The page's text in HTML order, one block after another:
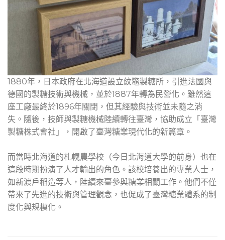
1880年，日本政府在北海道設立紋鼈製糖所，引進法國與
德國的製糖技術與機械，並於1887年轉為民營化。雖然這
座工廠最終於1896年關閉，但其經驗與技術並未隨之消
失。隨後，技師與製糖機械陸續轉往臺灣，協助成立「臺灣
製糖株式會社」，開啟了臺灣糖業現代化的新篇章。
而當時北海道的札幌農學校（今日北海道大學的前身）也在
這段時期扮演了人才輸出的角色。該校培養出的專業人士，
如新渡戶稻造等人，陸續來臺參與糖業相關工作。他們不僅
帶來了先進的技術與管理觀念，也促成了臺灣糖業體系的制
度化與規模化。